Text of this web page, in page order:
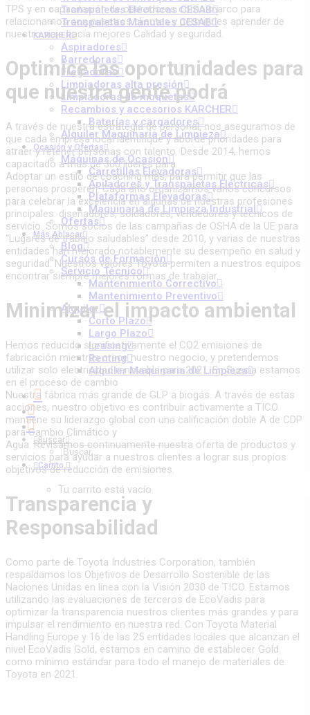
Transpaletas Eléctricas CESAB
Transpaletas Manuales CESAB
KARCHER
Aspiradores
Barredoras
Fregadoras
Limpiadoras alta presión
Limpiadoras de moquetas
Recambios y accesorios KARCHER
Baterías y cargadores
Alquiler Maquinaria de Limpieza
Ocasión y Ofertas
Máquinas de Ocasión
Carretillas Elevadoras
Apiladores y Transpaletas Eléctricas
Plataformas Elevadoras
Maquinaria de Limpieza Industrial
Ofertas
Más Ablacar
Blog
Cursos de Formación
Servicio Técnico
Mantenimiento Correctivo
Mantenimiento Preventivo
Alquiler
Corto Plazo
Largo Plazo
Leasing
Renting
Alquiler Maquinaria de Limpieza
Buscar
Carrito
Tu carrito está vacío.
TPS y en capacitación de operadores como marco para
relacionarnos con nuestros clientes y permitirles aprender de
nuestro viaje hacia mejores Calidad y seguridad.
Optimice las oportunidades para
que nuestra gente podrá
A través de nuestra estrategia de personal, nos aseguramos de
que cada empresa local identifique y aborde prioridades para
atraer y retener personas con talento. Desde 2014, hemos
capacitado a más de 300 líderes para
Adoptar un estilo de coaching más, para permitir que las
personas prosperen. Cada año organizamos varios concursos
para celebrar la excelencia en algunas de nuestras profesiones
principales: diseñadores, soldadores, vendedores y técnicos de
servicio. Somos socios de las campañas de OSHA de la UE para
“Lugares de trabajo saludables” desde 2010, y varias de nuestras
entidades han mejorado notablemente su desempeño en salud y
seguridad. Nuestros valores Toyota permiten a nuestros equipos
encontrar siempre mejores formas de trabajar.
Minimizar el impacto ambiental
Hemos reducido significativamente el CO2 emisiones de
fabricación mientras crece nuestro negocio, y pretendemos
utilizar solo electricidad renovable para 2021. En Suecia estamos
en el proceso de cambio
Nuestra fábrica más grande de GLP a biogás. A través de estas
acciones, nuestro objetivo es contribuir activamente a TICO
mantiene su liderazgo global con una calificación doble A de CDP
para Cambio Climático y
Agua. Revisamos continuamente nuestra oferta de productos y
servicios para ayudar a nuestros clientes a lograr sus propios
objetivos de reducción de emisiones.
Transparencia y
Responsabilidad
Como parte de Toyota Industries Corporation, también
respaldamos los Objetivos de Desarrollo Sostenible de las
Naciones Unidas en línea con la Visión 2030 de TICO. Estamos
utilizando las evaluaciones de terceros de EcoVadis para
optimizar la transparencia nuestros clientes más grandes y para
impulsar el rendimiento en nuestra red. Con Toyota Material
Handling Europe y 16 de las 25 entidades locales que alcanzan el
nivel EcoVadis Gold, estamos en camino de establecer Gold
como mínimo estándar para todo el manejo de materiales de
Toyota en 2021.